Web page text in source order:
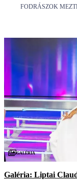
FODRÁSZOK
Galéria
Galéria: Liptai